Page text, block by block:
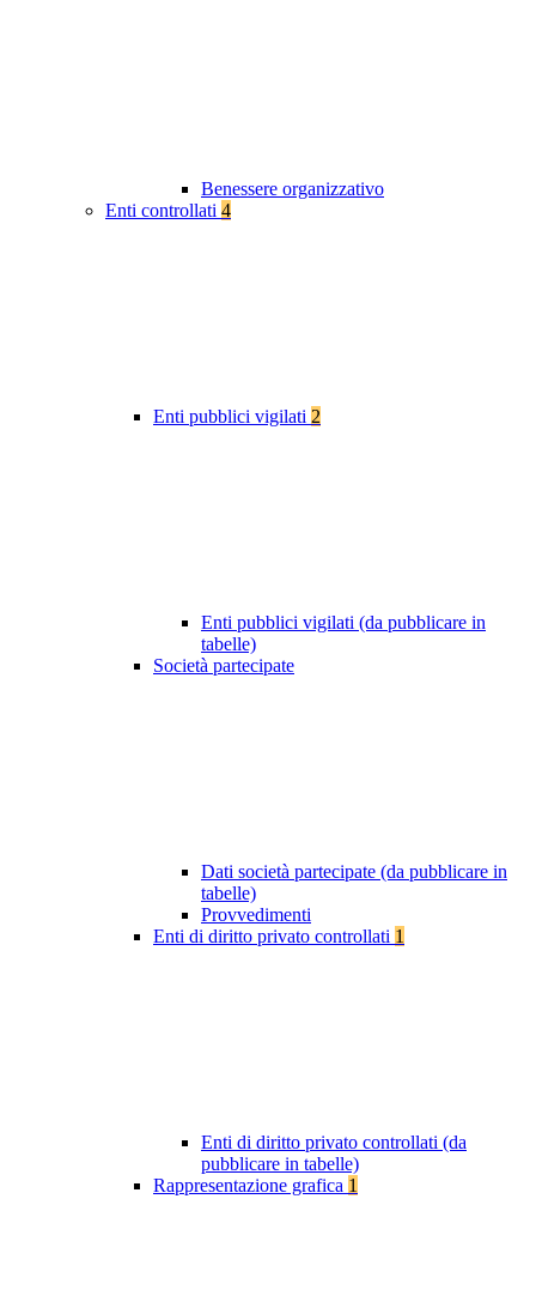
Benessere organizzativo
Enti controllati 4
Enti pubblici vigilati 2
Enti pubblici vigilati (da pubblicare in
tabelle)
Società partecipate
Dati società partecipate (da pubblicare in
tabelle)
Provvedimenti
Enti di diritto privato controllati 1
Enti di diritto privato controllati (da
pubblicare in tabelle)
Rappresentazione grafica 1